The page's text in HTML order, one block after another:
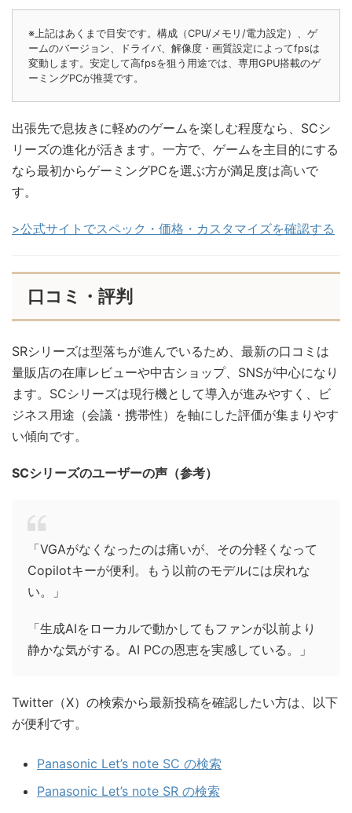
※上記はあくまで目安です。構成（CPU/メモリ/電力設定）、ゲ
ームのバージョン、ドライバ、解像度・画質設定によってfpsは
変動します。安定して高fpsを狙う用途では、専用GPU搭載のゲ
ーミングPCが推奨です。
出張先で息抜きに軽めのゲームを楽しむ程度なら、SCシ
リーズの進化が活きます。一方で、ゲームを主目的にする
なら最初からゲーミングPCを選ぶ方が満足度は高いで
す。
>公式サイトでスペック・価格・カスタマイズを確認する
口コミ・評判
SRシリーズは型落ちが進んでいるため、最新の口コミは
量販店の在庫レビューや中古ショップ、SNSが中心になり
ます。SCシリーズは現行機として導入が進みやすく、ビ
ジネス用途（会議・携帯性）を軸にした評価が集まりやす
い傾向です。
SCシリーズのユーザーの声（参考）
「VGAがなくなったのは痛いが、その分軽くなって
Copilotキーが便利。もう以前のモデルには戻れな
い。」
「生成AIをローカルで動かしてもファンが以前より
静かな気がする。AI PCの恩恵を実感している。」
Twitter（X）の検索から最新投稿を確認したい方は、以下
が便利です。
Panasonic Let’s note SC の検索
Panasonic Let’s note SR の検索